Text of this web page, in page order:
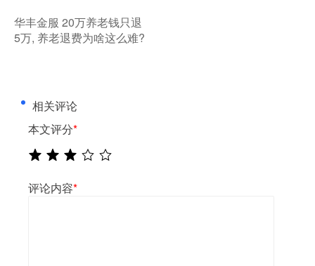
​华丰金服 20万养老钱只退
5万, 养老退费为啥这么难?
相关评论
本文评分*
评论内容*